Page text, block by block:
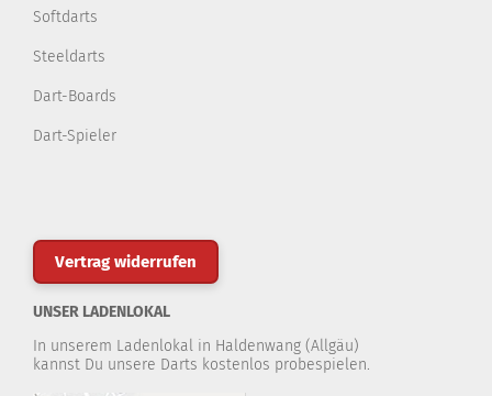
Softdarts
Steeldarts
Dart-Boards
Dart-Spieler
Vertrag widerrufen
UNSER LADENLOKAL
In unserem Ladenlokal in Haldenwang (Allgäu)
kannst Du unsere Darts kostenlos probespielen.